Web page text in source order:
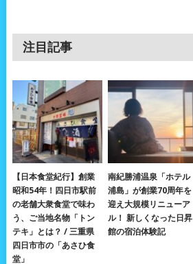
注目記事
【日本食堂紀行】創業
昭和54年！四日市駅前
の老舗大衆食堂で味わ
う、ご当地名物「トン
テキ」とは？ / 三重県
四日市市の「あさひ食
堂」
南紀勝浦温泉「ホテル
浦島」が創業70周年を
迎え大規模リニューア
ル！ 新しくなった日昇
館の宿泊体験記